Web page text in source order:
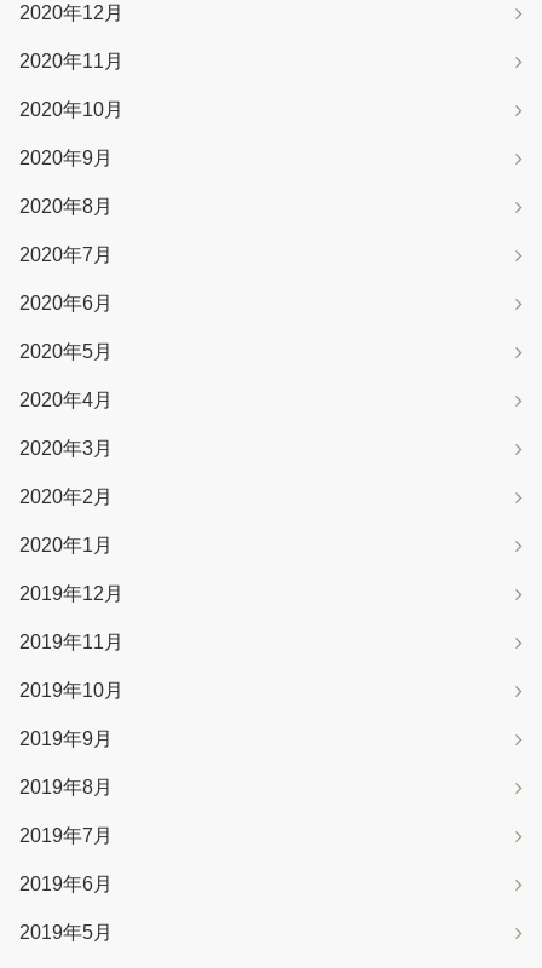
2020年12月
2020年11月
2020年10月
2020年9月
2020年8月
2020年7月
2020年6月
2020年5月
2020年4月
2020年3月
2020年2月
2020年1月
2019年12月
2019年11月
2019年10月
2019年9月
2019年8月
2019年7月
2019年6月
2019年5月